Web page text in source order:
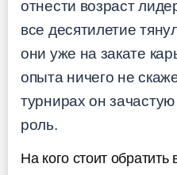
отнести возраст
все десятилетие
они уже на закате
опыта ничего не
турнирах он
роль.
На кого стоит